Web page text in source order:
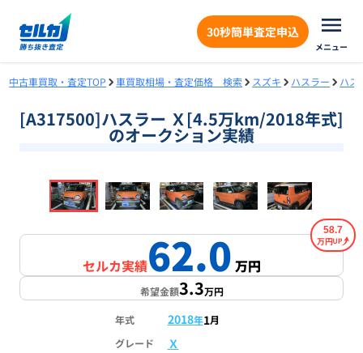
30秒簡単査定申込
メニュー
中古車買取・査定TOP 車買取相場・査定価格 検索 スズキ ハスラー ハス
[A317500]ハスラー Ｘ[4.5万km/2018年式]
のオークション実績
1/18
セルカ実績62.0万円
58.7
万円
希望金額3.3万円
年式 2018年1月
グレード
Ｘ